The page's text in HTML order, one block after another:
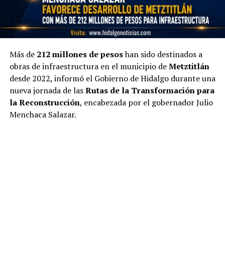
Más de 212 millones de pesoshan sido destinados a
obras de infraestructura en el municipio deMetztitlán
desde 2022, informó el Gobierno de Hidalgo durante una
nueva jornada de lasRutas de la Transformación para
la Reconstrucción, encabezada por el gobernador Julio
Menchaca Salazar.